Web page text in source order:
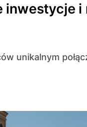
inwestycje